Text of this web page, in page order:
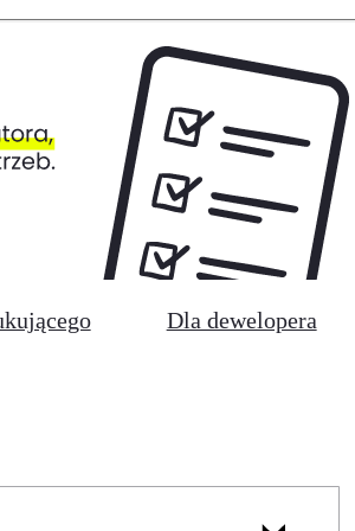
Dla dewelopera